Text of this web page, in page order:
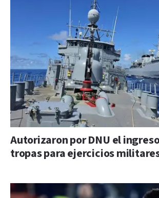
Autorizaron por DNU el
tropas para ejercicios